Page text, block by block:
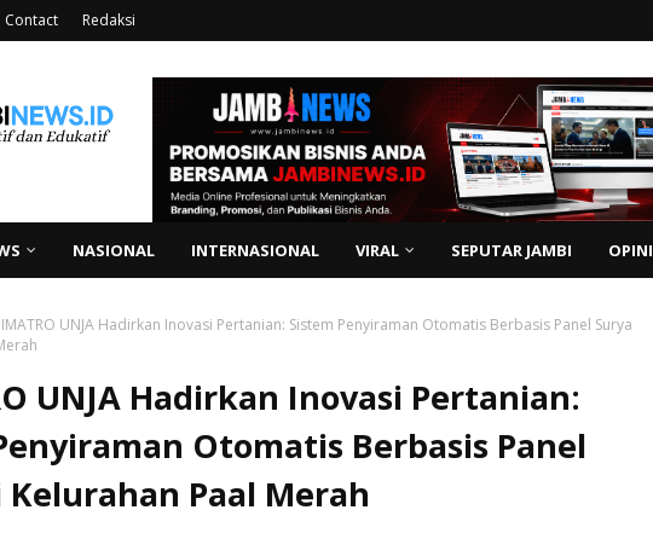
Contact Redaksi
NASIONAL INTERNASIONAL VIRAL SEPUTAR JAMBI OPINI
UNJA Hadirkan Inovasi Pertanian: Sistem Penyiraman Otomatis Berbasis Panel Surya
UNJA Hadirkan Inovasi Pertanian:
Otomatis Berbasis Panel
Kelurahan Paal Merah